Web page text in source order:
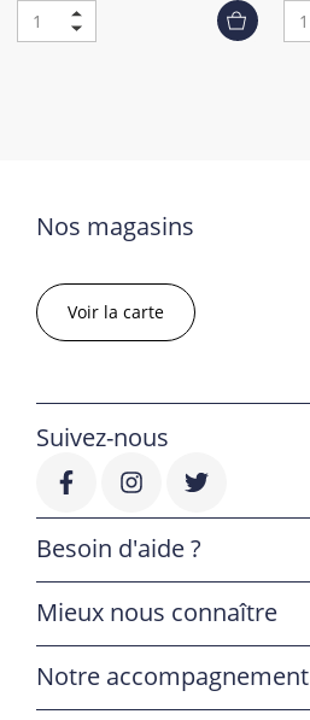
Nos magasins
Voir la carte
Suivez-nous
Besoin d'aide ?
Mieux nous connaître
Notre accompagnement